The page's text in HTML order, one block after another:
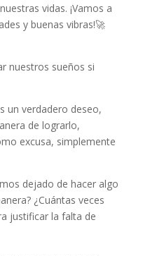
vidas. ¡Vamos a
y buenas vibras!🚀
nuestros sueños si
un verdadero deseo,
de lograrlo,
excusa, simplemente
dejado de hacer algo
¿Cuántas veces
justificar la falta de